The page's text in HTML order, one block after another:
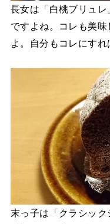
長女は「白桃ブリュ
ですよね。コレも美
よ。自分もコレにすれ
末っ子は「クラシッ